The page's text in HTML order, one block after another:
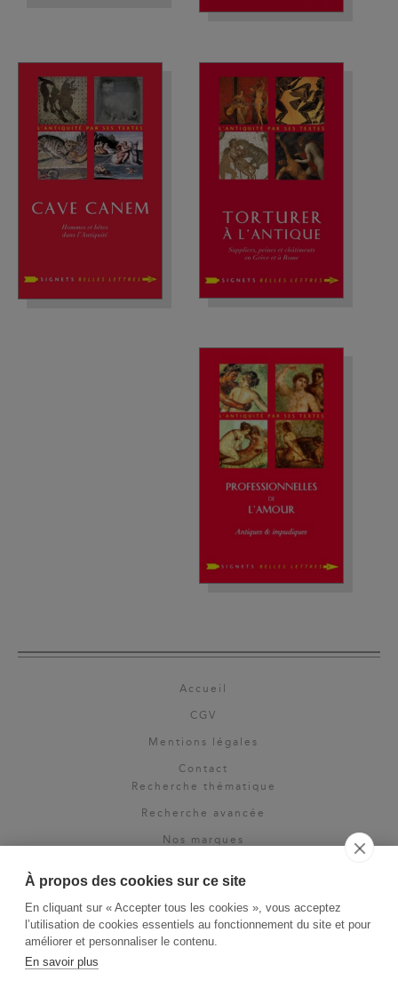
À propos des cookies sur ce site
En cliquant sur « Accepter tous les cookies », vous acceptez
l’utilisation de cookies essentiels au fonctionnement du site et pour
améliorer et personnaliser le contenu.
En savoir plus
Accueil
CGV
Mentions légales
Contact
Recherche thématique
Recherche avancée
Nos marques
Espace pro
Newsletter
La Vie des Classiques